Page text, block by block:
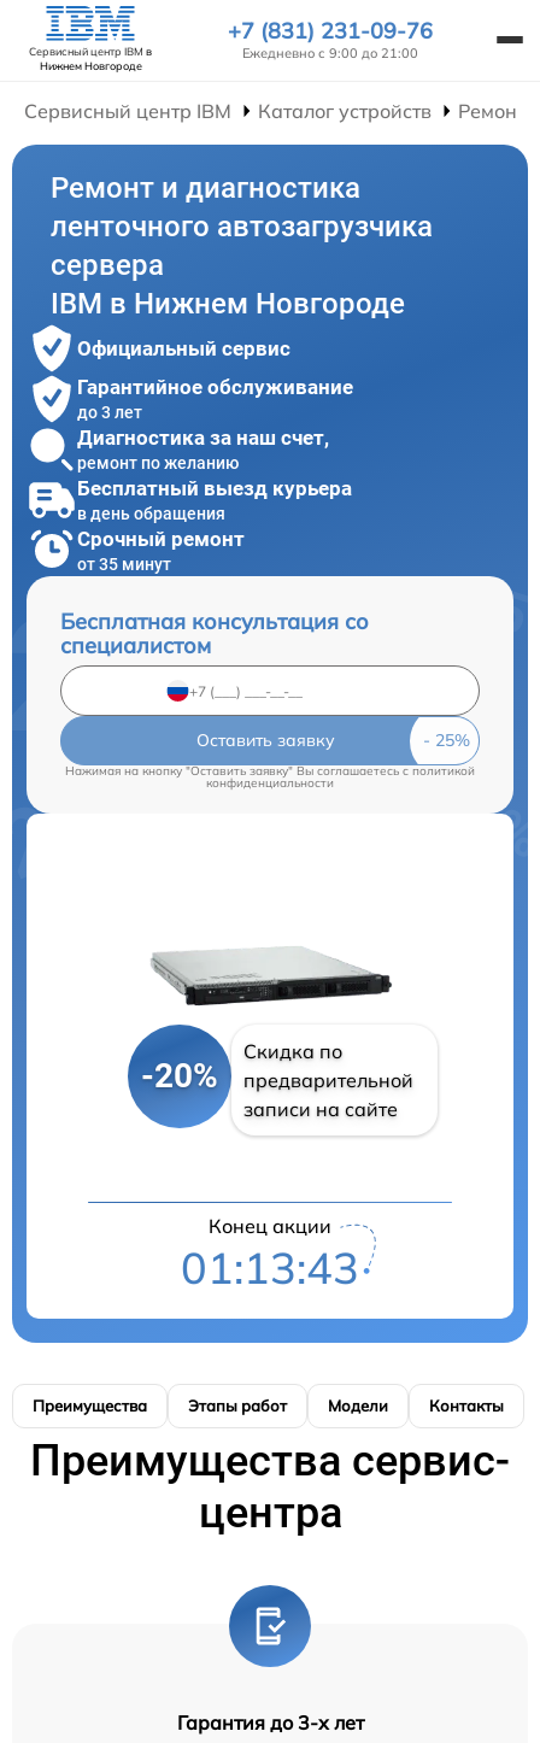
Сервисный центр IBM в
Нижнем Новгороде
+7 (831) 231-09-76
Ежедневно с 9:00 до 21:00
Сервисный центр IBM Каталог устройств Ремонт
Ремонт и диагностика
ленточного автозагрузчика
сервера
IBM в Нижнем Новгороде
Официальный сервис
Гарантийное обслуживание
до 3 лет
Диагностика за наш счет,
ремонт по желанию
Бесплатный выезд курьера
в день обращения
Срочный ремонт
от 35 минут
Бесплатная консультация со
специалистом
Оставить заявку
Нажимая на кнопку "Оставить заявку" Вы соглашаетесь c политикой
конфиденциальности
-20%
Скидка по
предварительной
записи на сайте
Конец акции
01:13:42
Преимущества Этапы работ Модели Контакты
Преимущества сервис-
центра
Гарантия до 3-х лет